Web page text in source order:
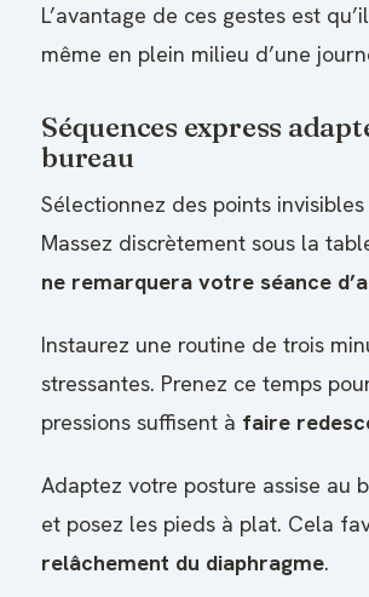
L’avantage de ces gestes est
même en plein milieu d’une
Séquences express
bureau
Sélectionnez des points
Massez discrètement sous la
ne remarquera votre séance
Instaurez une routine de trois
stressantes. Prenez ce temps
pressions suffisent à faire
Adaptez votre posture assise au
et posez les pieds à plat. Cela
relâchement du diaphragme.